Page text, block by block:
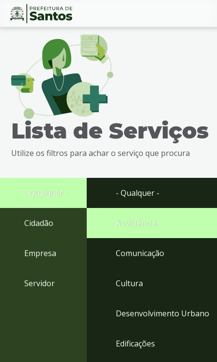
Ir
busca
Ir
rodapé
Conteúdo
Lista de Serviços
Utilize os filtros para achar o serviço que procura
- Qualquer -
Cidadão
Empresa
Servidor
- Qualquer -
Assistência
Comunicação
Cultura
Desenvolvimento Urbano
Edificações